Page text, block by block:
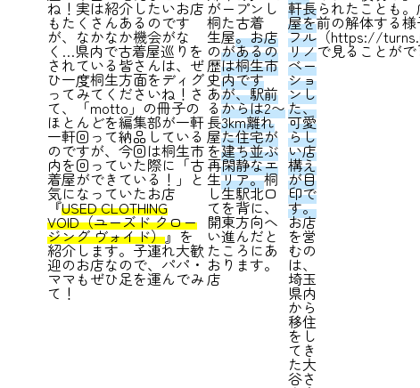
ね！実は紹介したいお店
もたくさんあるのです
が、なかなか機会がな
く…県内で古着屋巡りを
されている皆さんは、ぜ
ひ一度桐生方面をディグ
ってみてくださいね！さ
て、「motto」の冊子の
ほとんどを編集部が一軒
一軒回って納品している
のですが、今回は桐生市
内を回っていた際に「古
着屋ができている！」と
気になっていたお店
『USED CLOTHING
VOID（ユーズド クロー
ジング ヴォイド）』を
紹介します。子連れ大歓
迎のお店なので、パパ・
ママもぜひ足を運んでみ
て！
が
桐
生
の
歴
史
あ
る
長
屋
を
再
生
し
て
開
い
た
お
店
ープンし
た古着
屋。お店
があるの
は桐生市
内です
が、駅前
からは2〜
3km離れ
た住宅が
建ち並ぶ
閑静なエ
リア。桐
生駅北口
を背に、
東方向へ
進んだと
ころにあ
ります。
軒長
屋を
フル
リノ
ベー
ショ
ンし
た、
可愛
らし
い店
構え
が目
印で
す。
お店
を営
むの
は、
埼玉
県内
から
移住
をし
てき
た大
谷さ
られたことも。
前の解体する様
（https://
で見ることがで